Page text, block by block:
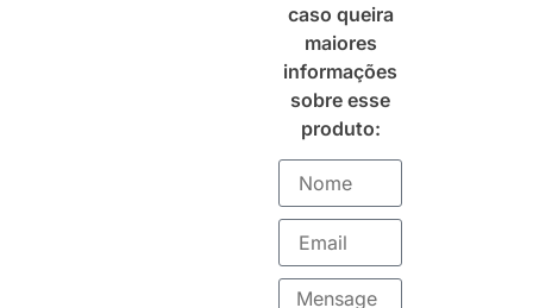
caso queira
maiores
informações
sobre esse
produto: